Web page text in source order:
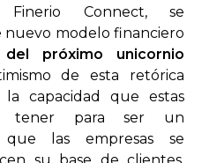
Connect, se
nuevo modelo financiero
próximo unicornio
de esta retórica
capacidad que estas
tener para ser un
las empresas se